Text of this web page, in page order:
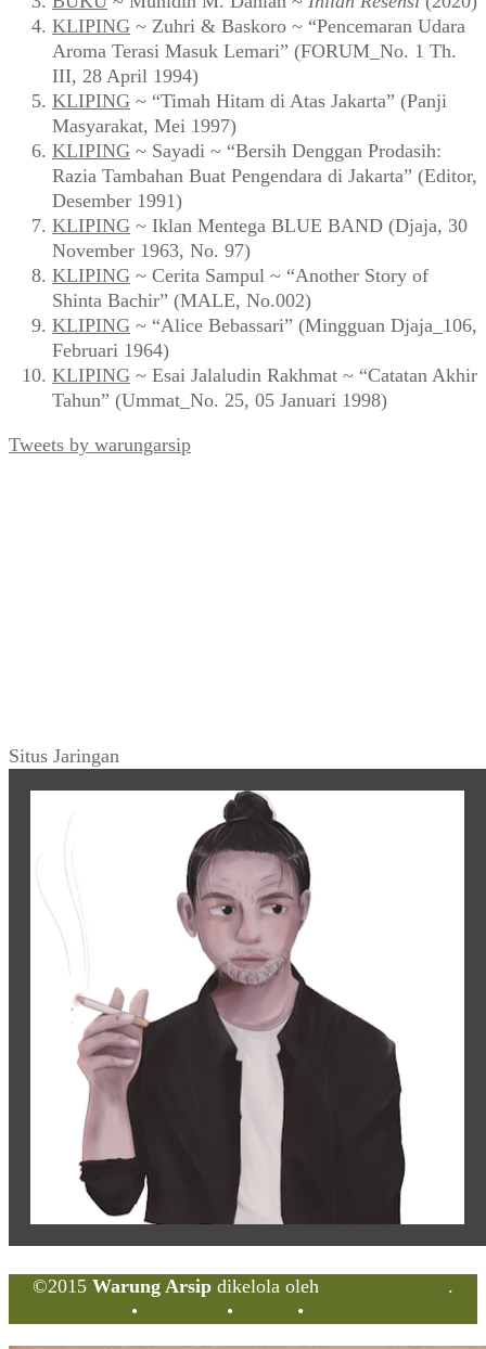
KLIPING ~ Zuhri & Baskoro ~ “Pencemaran Udara
Aroma Terasi Masuk Lemari” (FORUM_No. 1 Th.
III, 28 April 1994)
KLIPING ~ “Timah Hitam di Atas Jakarta” (Panji
Masyarakat, Mei 1997)
KLIPING ~ Sayadi ~ “Bersih Denggan Prodasih:
Razia Tambahan Buat Pengendara di Jakarta” (Editor,
Desember 1991)
KLIPING ~ Iklan Mentega BLUE BAND (Djaja, 30
November 1963, No. 97)
KLIPING ~ Cerita Sampul ~ “Another Story of
Shinta Bachir” (MALE, No.002)
KLIPING ~ “Alice Bebassari” (Mingguan Djaja_106,
Februari 1964)
KLIPING ~ Esai Jalaludin Rakhmat ~ “Catatan Akhir
Tahun” (Ummat_No. 25, 05 Januari 1998)
Tweets by warungarsip
Situs Jaringan
©2015 Warung Arsip dikelola oleh
.
• • •